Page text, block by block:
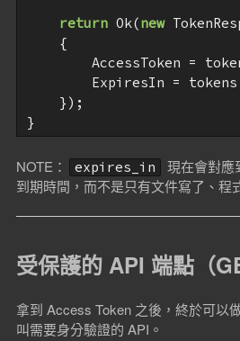
return Ok(new
    {
AccessToken =
ExpiresIn =
    });
NOTE： expires_in
現在會對應
到期時間，而不是只有文件寫了、程
受保護的 API 端點（
拿到 Access Token 之後，終於可
叫需要身分驗證的 API。